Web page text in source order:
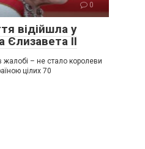
0
відійшла у
Єлизавета ІІ
жалобі – не стало королеви
цілих 70